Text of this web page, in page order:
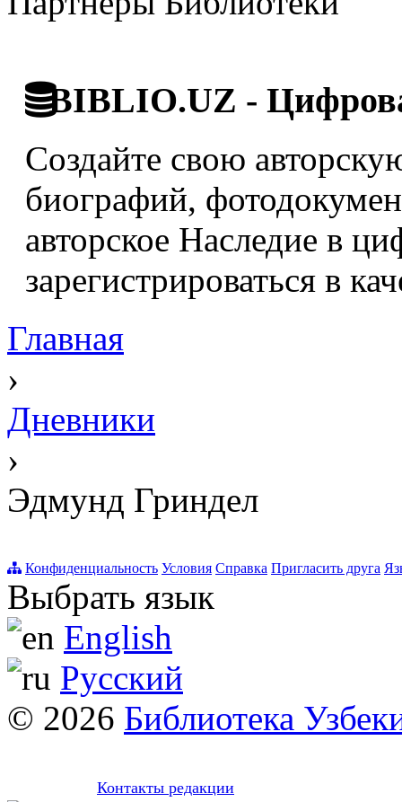
BIBLIO.UZ -
Создайте свою
биографий,
авторское Наследие в
зарегистрироваться в
Главная
›
Дневники
›
Эдмунд Гриндел
Конфиденциальность Условия Справка Пригласить друга
Выбрать язык
English
Русский
© 2026 Библиотека
Контакты редакции